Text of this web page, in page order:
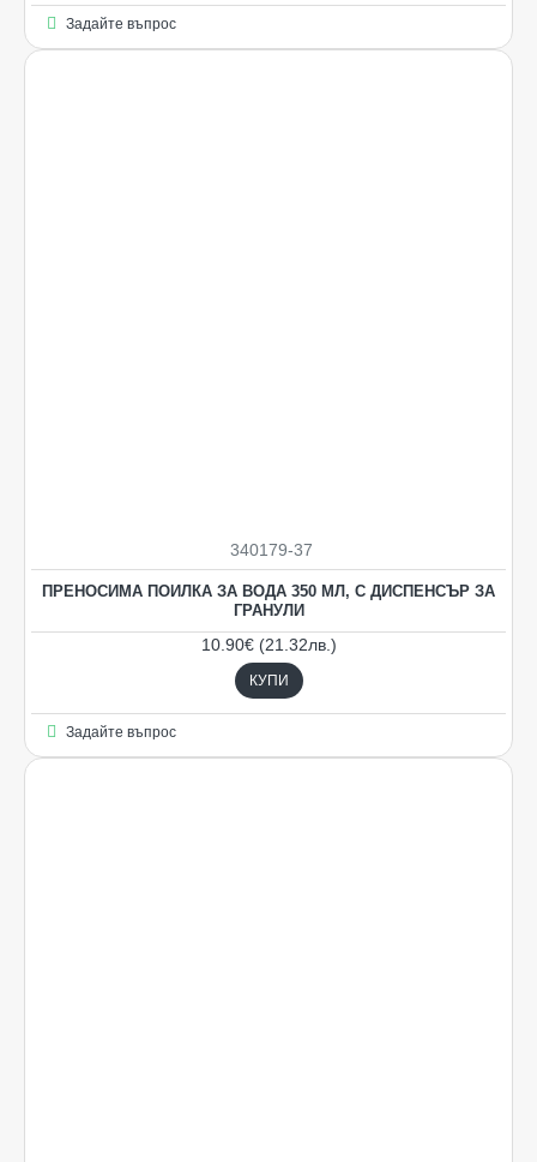
Задайте въпрос
340179-37
ПРЕНОСИМА ПОИЛКА ЗА ВОДА 350 МЛ, С ДИСПЕНСЪР ЗА
ГРАНУЛИ
10.90€ (21.32лв.)
КУПИ
Задайте въпрос